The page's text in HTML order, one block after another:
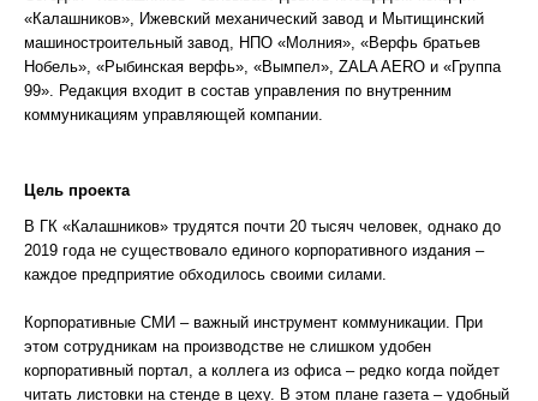
«Калашников», Ижевский механический завод и Мытищинский
машиностроительный завод, НПО «Молния», «Верфь братьев
Нобель», «Рыбинская верфь», «Вымпел», ZALA AERO и «Группа
99». Редакция входит в состав управления по внутренним
коммуникациям управляющей компании.
Цель проекта
В ГК «Калашников» трудятся почти 20 тысяч человек, однако до
2019 года не существовало единого корпоративного издания –
каждое предприятие обходилось своими силами.
Корпоративные СМИ – важный инструмент коммуникации. При
этом сотрудникам на производстве не слишком удобен
корпоративный портал, а коллега из офиса – редко когда пойдет
читать листовки на стенде в цеху. В этом плане газета – удобный